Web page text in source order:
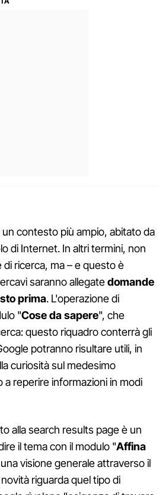
contesto più ampio, abitato da
di Internet. In altri termini, non
ricerca, ma – e questo è
saranno allegatedomande
prima. L'operazione di
"Cose da sapere", che
questo riquadro conterrà gli
potranno risultare utili, in
curiosità sul medesimo
reperire informazioni in modi
alla search results page è un
il tema con il modulo "Affina
visione generale attraverso il
novità riguarda quel tipo di